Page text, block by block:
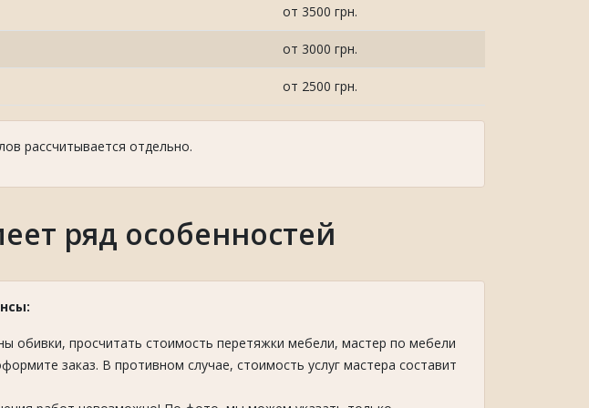
от 3500 грн.
от 3000 грн.
от 2500 грн.
рассчитывается отдельно.
ряд особенностей
обивки, просчитать стоимость перетяжки мебели, мастер по мебели
заказ. В противном случае, стоимость услуг мастера составит